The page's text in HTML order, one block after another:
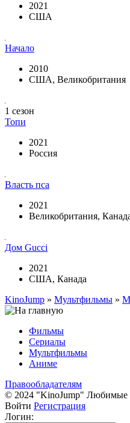
2021
США
Начало
2010
США, Великобритания
1 сезон
Топи
2021
Россия
Власть пса
2021
Великобритания,
Дом Gucci
2021
США, Канада
KinoJump » Мультфильмы »
Фильмы
Сериалы
Мультфильмы
Аниме
Правообладателям
© 2024 "KinoJump" Любимые
Войти Регистрация
Логин: